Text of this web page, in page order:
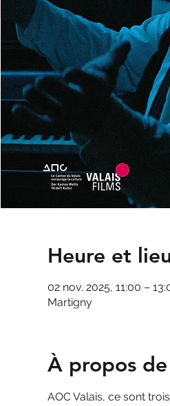
Heure et
02 nov. 2025, 11:00 –
Martigny
À propos
AOC Valais, ce sont